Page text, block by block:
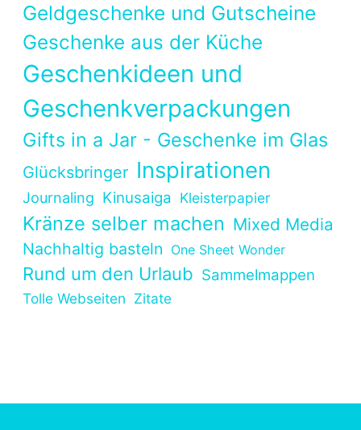
Geldgeschenke und Gutscheine
Geschenke aus der Küche
Geschenkideen und
Geschenkverpackungen
Gifts in a Jar - Geschenke im Glas
Glücksbringer Inspirationen
Journaling Kinusaiga Kleisterpapier
Kränze selber machen Mixed Media
Nachhaltig basteln One Sheet Wonder
Rund um den Urlaub Sammelmappen
Tolle Webseiten Zitate